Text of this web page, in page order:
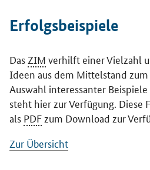
Erfolgsbeispiele
Das ZIM verhilft einer Vielzahl
Ideen aus dem Mittelstand
Auswahl interessanter
steht hier zur Verfügung. Diese
als PDF zum Download zur
Zur Übersicht